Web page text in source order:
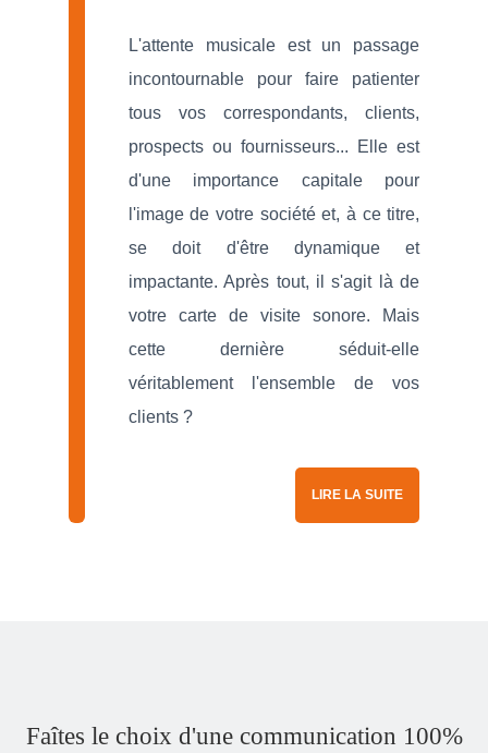
L'attente musicale est un passage
incontournable pour faire patienter
tous vos correspondants, clients,
prospects ou fournisseurs... Elle est
d'une importance capitale pour
l'image de votre société et, à ce titre,
se doit d'être dynamique et
impactante. Après tout, il s'agit là de
votre carte de visite sonore. Mais
cette dernière séduit-elle
véritablement l'ensemble de vos
clients ?
LIRE LA SUITE
Faîtes le choix d'une communication 100%